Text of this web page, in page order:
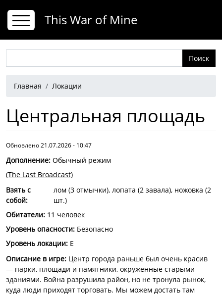
This War of Mine
Строка навигации
Главная Локации
Центральная площадь
Обновлено 21.07.2026 - 10:47
Дополнение: Обычный режим
(The Last Broadcast)
Взять с
собой:
лом (3 отмычки), лопата (2 завала), ножовка (2
шт.)
Обитатели: 11 человек
Уровень опасности: Безопасно
Уровень локации: E
Описание в игре: Центр города раньше был очень красив
— парки, площади и памятники, окруженные старыми
зданиями. Война разрушила район, но не тронула рынок,
куда люди приходят торговать. Мы можем достать там